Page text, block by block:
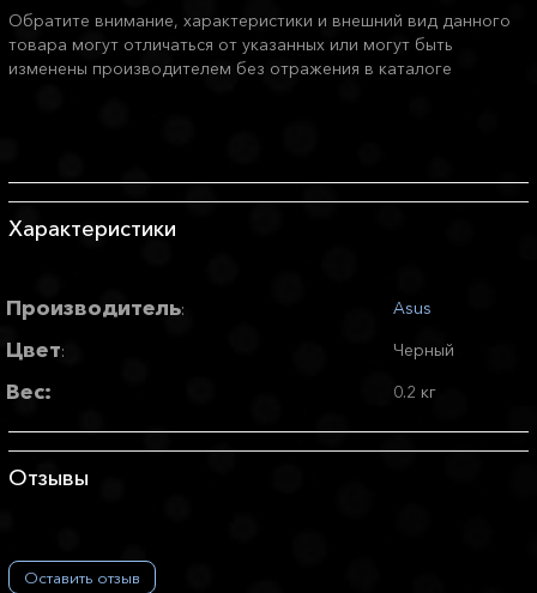
Обратите внимание, характеристики и внешний вид данного
товара могут отличаться от указанных или могут быть
изменены производителем без отражения в каталоге
Характеристики
Производитель: Asus
Цвет: Черный
Вес: 0.2 кг
Отзывы
Оставить отзыв